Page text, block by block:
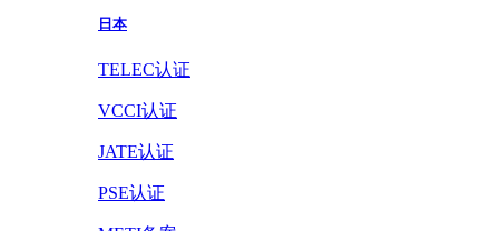
日本
TELEC认证
VCCI认证
JATE认证
PSE认证